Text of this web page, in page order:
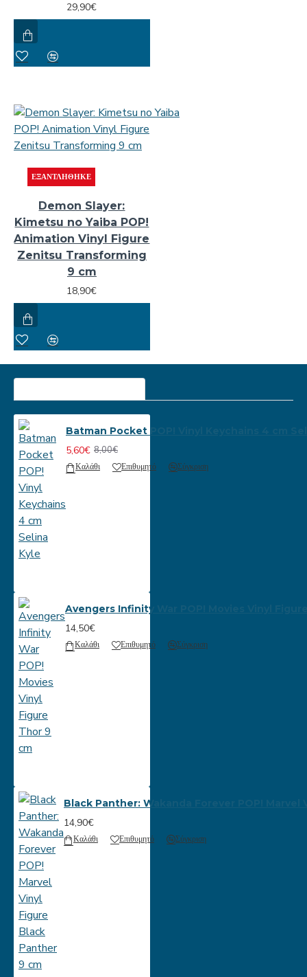
29,90€
ΕΞΑΝΤΛΉΘΗΚΕ
Demon Slayer:
Kimetsu no Yaiba POP!
Animation Vinyl Figure
Zenitsu Transforming
9 cm
18,90€
Batman Pocket POP! Vinyl Keychains 4 cm
5,60€ 8,00€
Καλάθι Επιθυμητό Σύγκριση
Avengers Infinity War POP! Movies Vinyl
14,50€
Καλάθι Επιθυμητό Σύγκριση
Black Panther: Wakanda Forever POP!
14,90€
Καλάθι Επιθυμητό Σύγκριση